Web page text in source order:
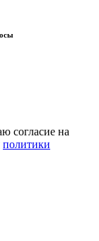
согласие на
политики